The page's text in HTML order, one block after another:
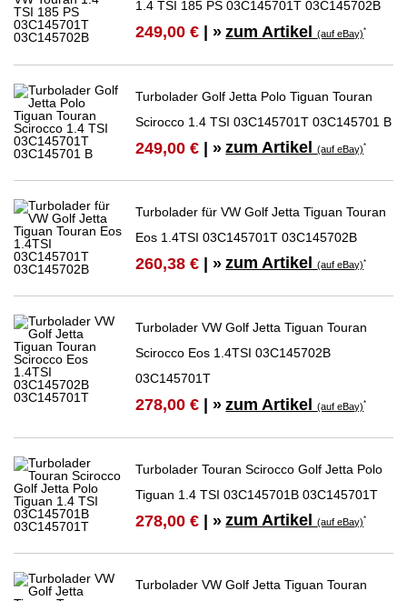
1.4 TSI 185 PS 03C145701T 03C145702B
249,00 € | » zum Artikel(auf eBay)*
Turbolader Golf Jetta Polo Tiguan Touran
Scirocco 1.4 TSI 03C145701T 03C145701 B
249,00 € | » zum Artikel(auf eBay)*
Turbolader für VW Golf Jetta Tiguan Touran
Eos 1.4TSI 03C145701T 03C145702B
260,38 € | » zum Artikel(auf eBay)*
Turbolader VW Golf Jetta Tiguan Touran
Scirocco Eos 1.4TSI 03C145702B
03C145701T
278,00 € | » zum Artikel(auf eBay)*
Turbolader Touran Scirocco Golf Jetta Polo
Tiguan 1.4 TSI 03C145701B 03C145701T
278,00 € | » zum Artikel(auf eBay)*
Turbolader VW Golf Jetta Tiguan Touran